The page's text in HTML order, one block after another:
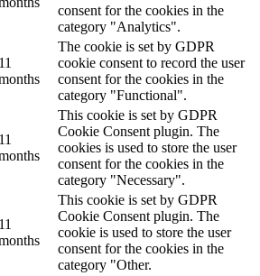
consent for the cookies in the
category "Analytics".
11
The cookie is set by GDPR
cookie consent to record the user
consent for the cookies in the
category "Functional".
11
This cookie is set by GDPR
Cookie Consent plugin. The
cookies is used to store the user
consent for the cookies in the
category "Necessary".
11
This cookie is set by GDPR
Cookie Consent plugin. The
cookie is used to store the user
consent for the cookies in the
category "Other.